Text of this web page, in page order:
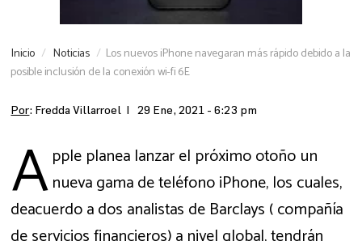
Inicio Noticias
Los nuevos iPhone navegaran más rápido debido a la
posible inclusión de la conexión wi-fi 6E
Por: Fredda Villarroel | 29 Ene, 2021 - 6:23 pm
Apple planea lanzar el próximo otoño un
nueva gama de teléfono iPhone, los cuales,
deacuerdo a dos analistas de Barclays ( compañía